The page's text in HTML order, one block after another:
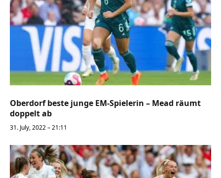
Oberdorf beste junge EM-Spielerin – Mead räumt
doppelt ab
31. July, 2022 – 21:11